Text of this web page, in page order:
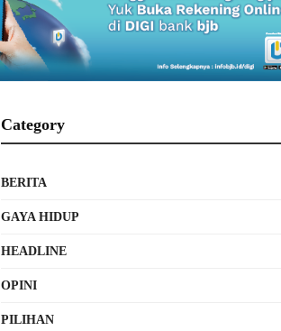
Category
BERITA
GAYA HIDUP
HEADLINE
OPINI
PILIHAN